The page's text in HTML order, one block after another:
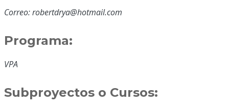
Correo: robertdrya@hotmail.com
Programa:
VPA
Subproyectos o Cursos: